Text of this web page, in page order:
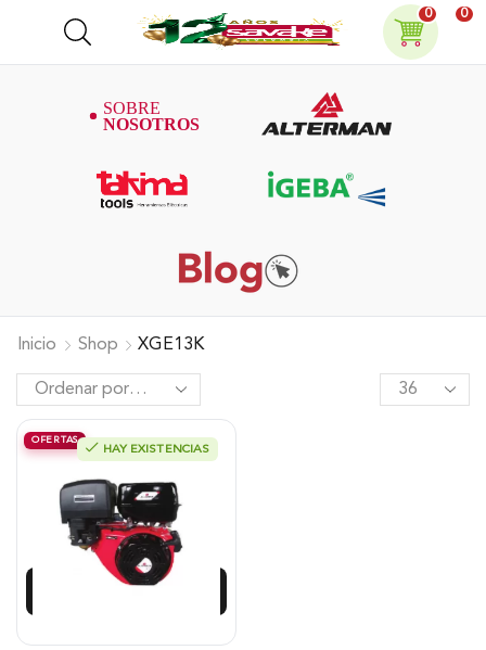
0 0
Inicio Shop XGE13K
OFERTAS
HAY EXISTENCIAS
Motor Alterman Gasolina 4T, 13Hp
$ 1.498.834
$1.348.949
Añadir al carrito